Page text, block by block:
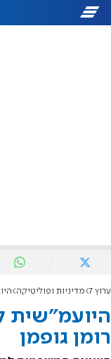
ערוץ 7 מדיניות ופוליטיקה
היועמ"שית
רומן גופמן